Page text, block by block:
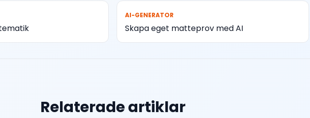
AI-GENERATOR
Skapa eget matteprov med AI
Relaterade artiklar